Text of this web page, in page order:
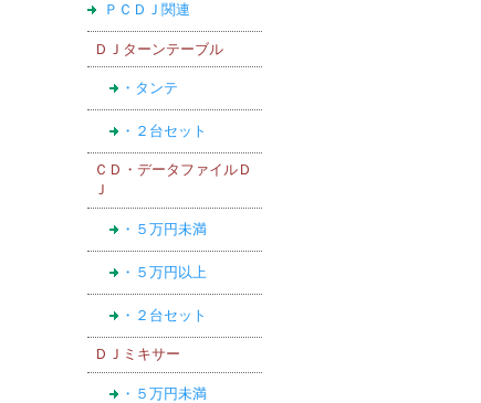
ＰＣＤＪ関連
ＤＪターンテーブル
・タンテ
・２台セット
ＣＤ・データファイルＤ
Ｊ
・５万円未満
・５万円以上
・２台セット
ＤＪミキサー
・５万円未満